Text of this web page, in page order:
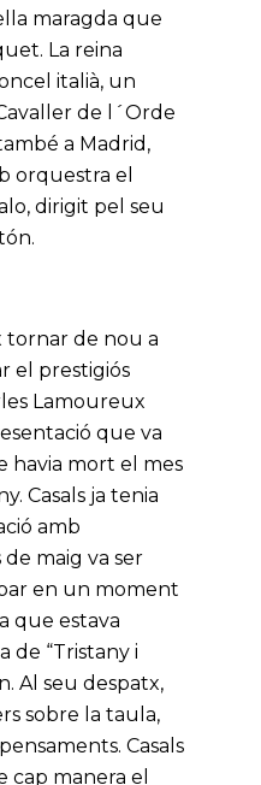
maragda que
La reina
italià, un
de l´Orde
a Madrid,
orquestra el
dirigit pel seu
tornar de nou a
el prestigiós
Lamoureux
que va
havia mort el mes
Casals ja tenia
amb
maig va ser
en un moment
que estava
de “Tristany i
Al seu despatx,
sobre la taula,
Casals
cap manera el